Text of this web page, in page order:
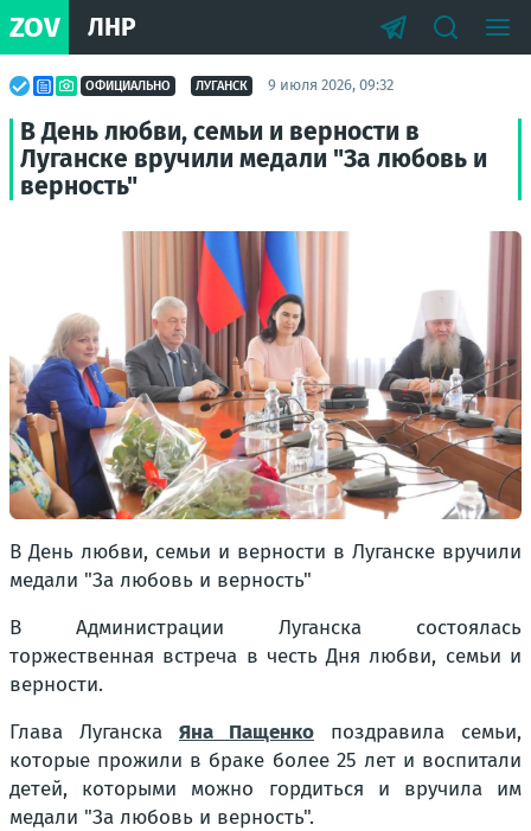
ZOV ЛНР
ОФИЦИАЛЬНО ЛУГАНСК 9 июля 2026, 09:32
В День любви, семьи и верности в
Луганске вручили медали "За любовь и
верность"
В День любви, семьи и верности в Луганске вручили
медали "За любовь и верность"
В Администрации Луганска состоялась
торжественная встреча в честь Дня любви, семьи и
верности.
Глава Луганска Яна Пащенко поздравила семьи,
которые прожили в браке более 25 лет и воспитали
детей, которыми можно гордиться и вручила им
медали "За любовь и верность".